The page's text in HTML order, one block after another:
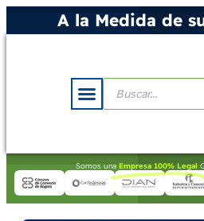
A la Medida de
Somos una Empresa 100% Legal